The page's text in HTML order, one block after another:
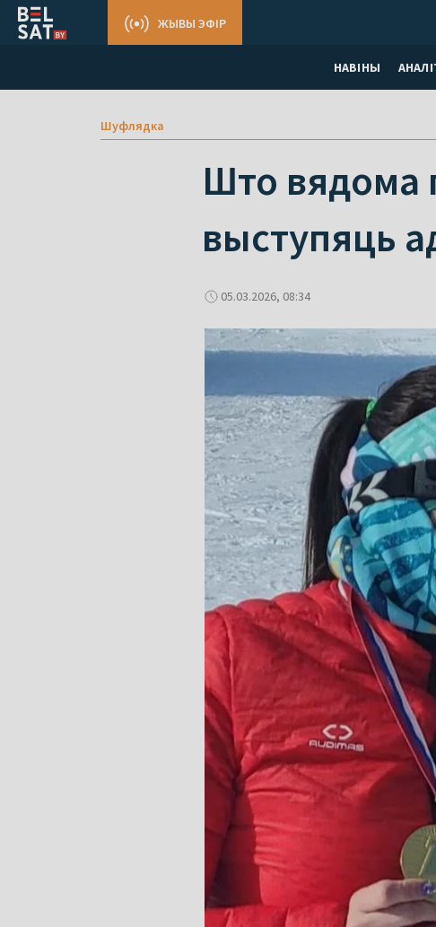
НАВІНЫ
ЖЫВЫ ЭФІР
Шуфлядка
Што вядома
выступяць
05.03.2026, 08:34